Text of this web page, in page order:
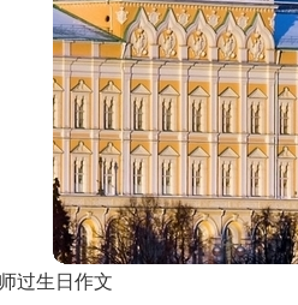
过生日作文